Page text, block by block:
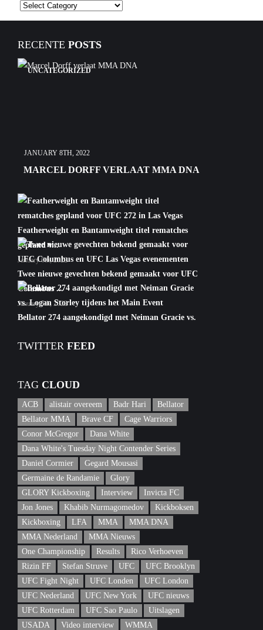
Categorieën
RECENTE POSTS
UNCATEGORIZED
JANUARY 8TH, 2022
MARCEL DORFF VERLAAT MMA DNA
Featherweight en Bantamweight titel rematches
gepland v...
January 6th, 2022
Twee nieuwe gevechten bekend gemaakt voor UFC
Columbus ...
January 5th, 2022
Bellator 274 aangekondigd met Neiman Gracie vs.
January 5th, 2022
TWITTER FEED
TAG CLOUD
ACB alistair overeem Badr Hari
Bellator
Bellator MMA
Brave CF
Cage Warriors
Conor McGregor
Dana White
Dana White's Tuesday Night Contender Series
Daniel Cormier
Gegard Mousasi
Germaine de Randamie
Glory
GLORY Kickboxing
Interview
Invicta FC
Jon Jones
Khabib Nurmagomedov
Kickboksen
Kickboxing
LFA MMA
MMA DNA
MMA Nederland
MMA Nieuws
One Championship
Results
Rico Verhoeven
Rizin FF
Stefan Struve UFC
UFC Brooklyn
UFC Fight Night
UFC Londen
UFC London
UFC Nederland
UFC New York
UFC nieuws
UFC Rotterdam
UFC Sao Paulo
Uitslagen
USADA
Video interview WMMA